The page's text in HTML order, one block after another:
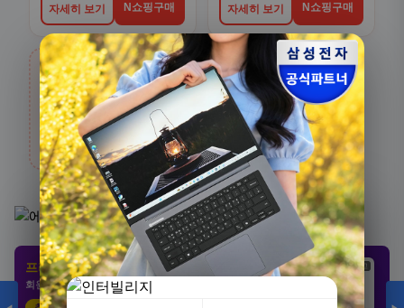
자세히 보기 N쇼핑구매 자세히 보기 N쇼핑구매
›
생활/건강
전체보기
카테고리 상품 더 보기
프리미엄 제휴 사이트
회원 전용 특가 · 놓치면 손해
광고 광고
[3+1] 동국제약 마이핏 V 활성엽산 임신준비 임산
부영양 30정, 4개
100,000원